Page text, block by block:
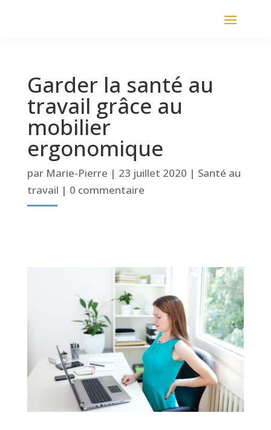
Garder la santé au
travail grâce au
mobilier
ergonomique
par Marie-Pierre | 23 juillet 2020 | Santé au
travail | 0 commentaire